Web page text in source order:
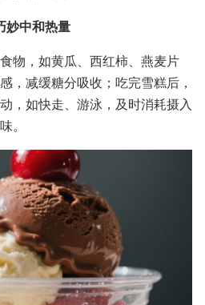
妙中和热量
物，如黄瓜、西红柿、燕麦片
，减缓糖分吸收；吃完雪糕后，
，如快走、游泳，及时消耗摄入
。